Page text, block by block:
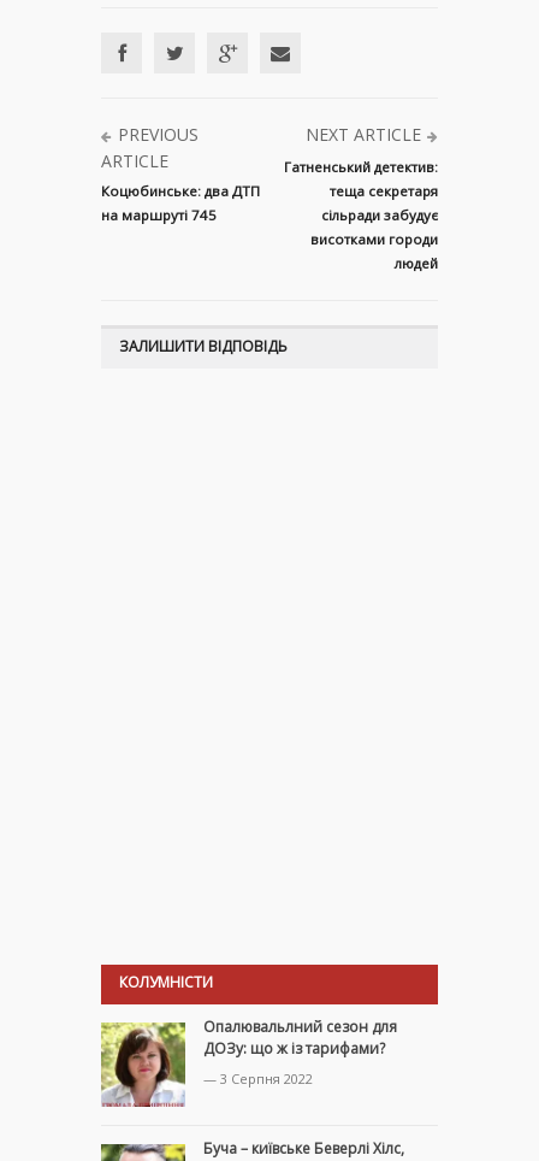
PREVIOUS
ARTICLE
Коцюбинське: два ДТП
на маршруті 745
NEXT ARTICLE
Гатненський детектив:
теща секретаря
сільради забудує
висотками городи
людей
ЗАЛИШИТИ ВІДПОВІДЬ
КОЛУМНІСТИ
Опалювальлний сезон для
ДОЗу: що ж із тарифами?
— 3 Серпня 2022
Буча – київське Беверлі Хілс,